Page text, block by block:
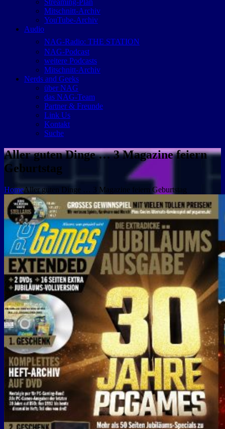
Streaming-Plan
Mitschnitt-Archiv
YouTube-Archiv
Audio
NAG-Radio: THE STATION
NAG-Podcast
weitere Podcasts
Mitschnitt-Archiv
Nerds and Geeks
über NAG
das NAG-Team
Partner & Freunde
Link Us
Kontakt
Suche
Aller guten Dinge … 3 Magazine feiern
Geburtstag
HomeAller guten Dinge … 3 Magazine feiern Geburtstag